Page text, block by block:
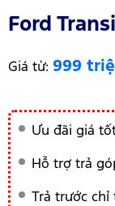
Ford
Giá từ: 999
Ưu đãi giá
Hỗ trợ trả
Trả trước chỉ